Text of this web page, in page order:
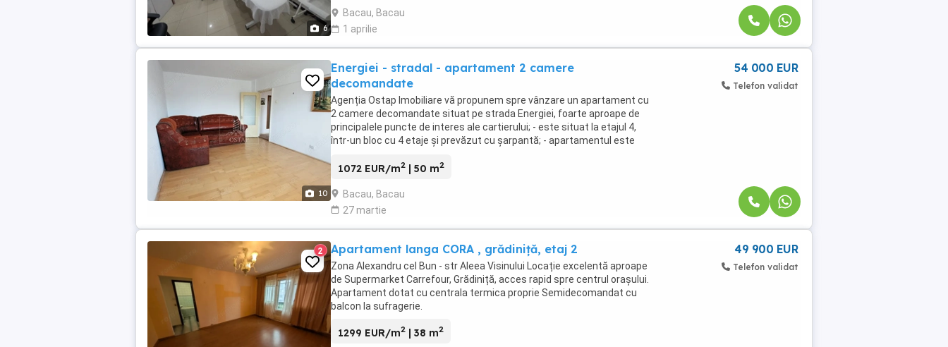
6
Bacau, Bacau
1 aprilie
10
Energiei - stradal - apartament 2 camere
decomandate
Agenția Ostap Imobiliare vă propunem spre vânzare un apartament cu
2 camere decomandate situat pe strada Energiei, foarte aproape de
principalele puncte de interes ale cartierului; - este situat la etajul 4,
într-un bloc cu 4 etaje și prevăzut cu șarpantă; - apartamentul este
1072 EUR/m2 | 50 m2
Bacau, Bacau
27 martie
54 000 EUR
Telefon validat
2 Apartament langa CORA , grădiniță, etaj 2
Zona Alexandru cel Bun - str Aleea Visinului Locație excelentă aproape
de Supermarket Carrefour, Grădiniță, acces rapid spre centrul orașului.
Apartament dotat cu centrala termica proprie Semidecomandat cu
balcon la sufragerie.
1299 EUR/m2 | 38 m2
49 900 EUR
Telefon validat